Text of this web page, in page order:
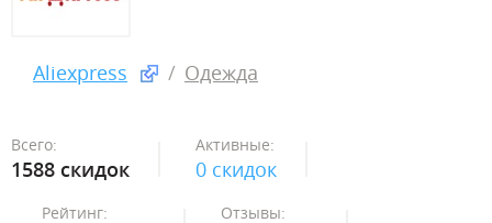
Aliexpress Одежда
Всего:
1588 скидок
Активные:
0 скидок
Рейтинг: Отзывы: